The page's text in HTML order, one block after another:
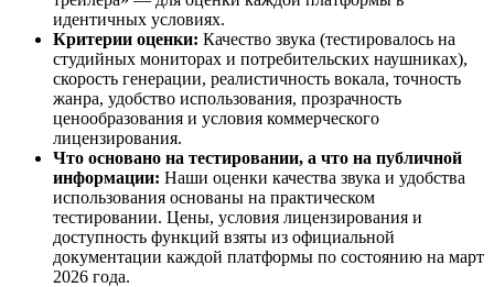
идентичных условиях.
Критерии оценки: Качество звука (тестировалось на
студийных мониторах и потребительских наушниках),
скорость генерации, реалистичность вокала, точность
жанра, удобство использования, прозрачность
ценообразования и условия коммерческого
лицензирования.
Что основано на тестировании, а что на публичной
информации: Наши оценки качества звука и удобства
использования основаны на практическом
тестировании. Цены, условия лицензирования и
доступность функций взяты из официальной
документации каждой платформы по состоянию на март
2026 года.